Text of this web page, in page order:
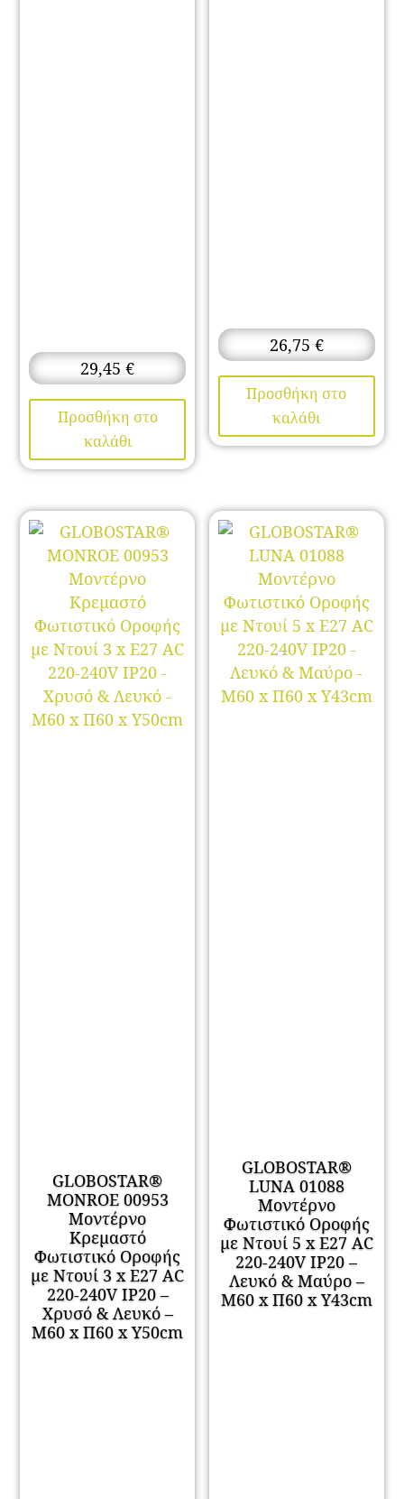
29,45€
Προσθήκη στο
καλάθι
26,75 €
Προσθήκη στο
καλάθι
GLOBOSTAR®
MONROE 00953
Μοντέρνο
Κρεμαστό
Φωτιστικό Οροφής
με Ντουί 3 x E27 AC
220-240V IP20 –
Χρυσό & Λευκό –
Μ60 x Π60 x Υ50cm
GLOBOSTAR®
LUNA 01088
Μοντέρνο
Φωτιστικό Οροφής
με Ντουί 5 x E27 AC
220-240V IP20 –
Λευκό & Μαύρο –
Μ60 x Π60 x Υ43cm